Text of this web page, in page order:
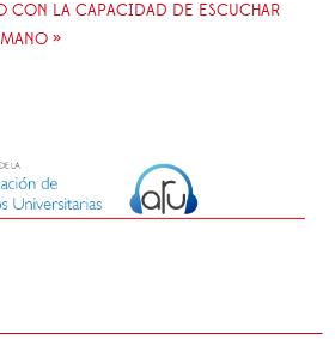
CON LA CAPACIDAD DE ESCUCHAR
»